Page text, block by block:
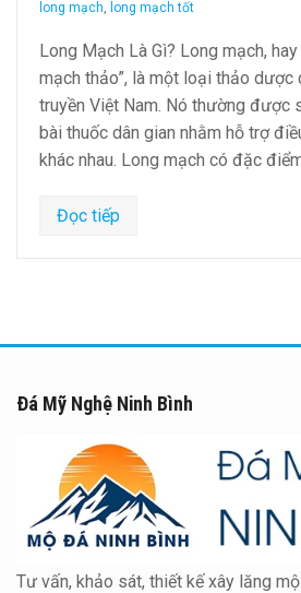
long mạch, long mạch tốt
Long Mạch Là Gì? Long mạch,
mạch thảo”, là một loại thảo dược
truyền Việt Nam. Nó thường được
bài thuốc dân gian nhằm hỗ trợ
khác nhau. Long mạch có đặc
Đọc tiếp
Đá Mỹ Nghệ Ninh Bình
Tư vấn, khảo sát, thiết kế xây lăng